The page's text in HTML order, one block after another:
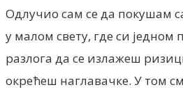
Одлучио сам се да покушам
у малом свету, где си једном
разлога да се излажеш
окрећеш наглавачке. У том